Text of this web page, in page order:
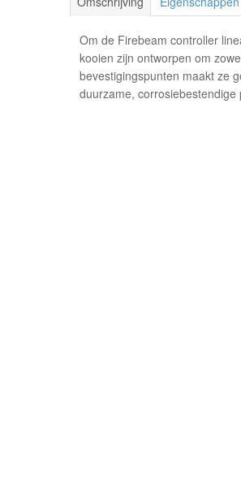
Om de Firebeam controller
kooien zijn ontworpen om
bevestigingspunten maakt ze
duurzame, corrosiebestendige